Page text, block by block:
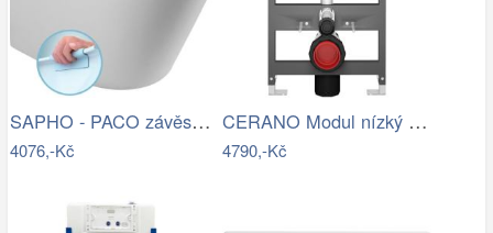
SAPHO - PACO závěsná WC mísa, Rimless,…
4076,-Kč
CERANO Modul nízký pro WC závěsné Prime…
4790,-Kč